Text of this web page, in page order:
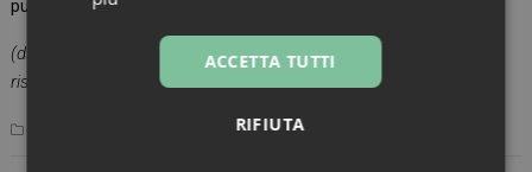
purtroppo- la disponibilità del personale necessario.
(di Lorenzo Verlato, Farma Mese n. 7– 2025 ©riproduzione
riservata)
Professione Farmacista
ACCETTA TUTTI
RIFIUTA